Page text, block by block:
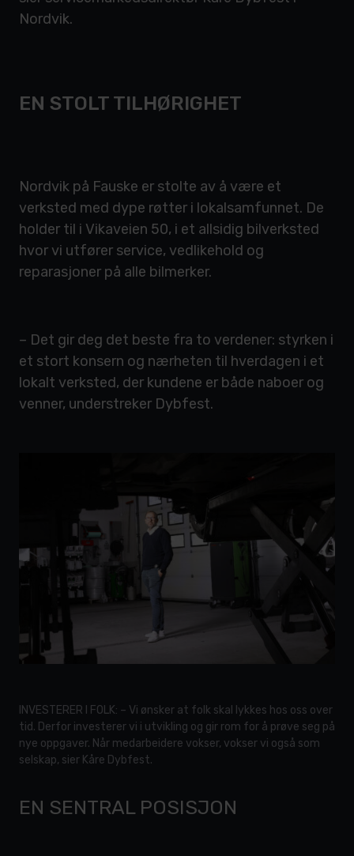
Nordvik.
EN STOLT TILHØRIGHET
Nordvik på Fauske er stolte av å være et
verksted med dype røtter i lokalsamfunnet. De
holder til i Vikaveien 50, i et allsidig bilverksted
hvor vi utfører service, vedlikehold og
reparasjoner på alle bilmerker.
– Det gir deg det beste fra to verdener: styrken i
et stort konsern og nærheten til hverdagen i et
lokalt verksted, der kundene er både naboer og
venner, understreker Dybfest.
INVESTERER I FOLK: – Vi ønsker at folk skal lykkes hos oss over
tid. Derfor investerer vi i utvikling og gir rom for å prøve seg på
nye oppgaver. Når medarbeidere vokser, vokser vi også som
selskap, sier Kåre Dybfest.
EN SENTRAL POSISJON